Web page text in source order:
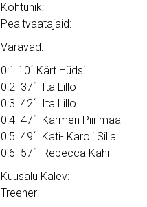
Kohtunik:
Pealtvaatajaid:
Väravad:
0:1 10´ Kärt Hüdsi
0:2 37´ Ita Lillo
0:3 42´ Ita Lillo
0:4 47´ Karmen Piirimaa
0:5 49´ Kati- Karoli Silla
0:6 57´ Rebecca Kähr
Kuusalu Kalev:
Treener: